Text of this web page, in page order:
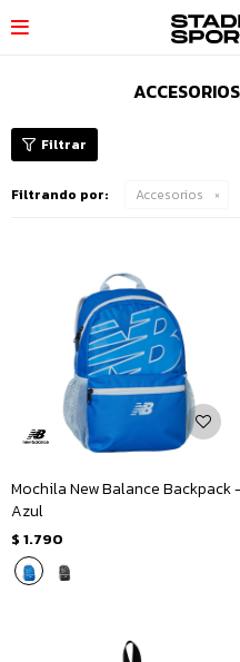

Filtrando por: Accesorios
Mochila New Balance Backpack -
Azul
$ 1.790